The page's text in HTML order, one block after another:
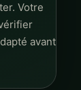
Votre
avant